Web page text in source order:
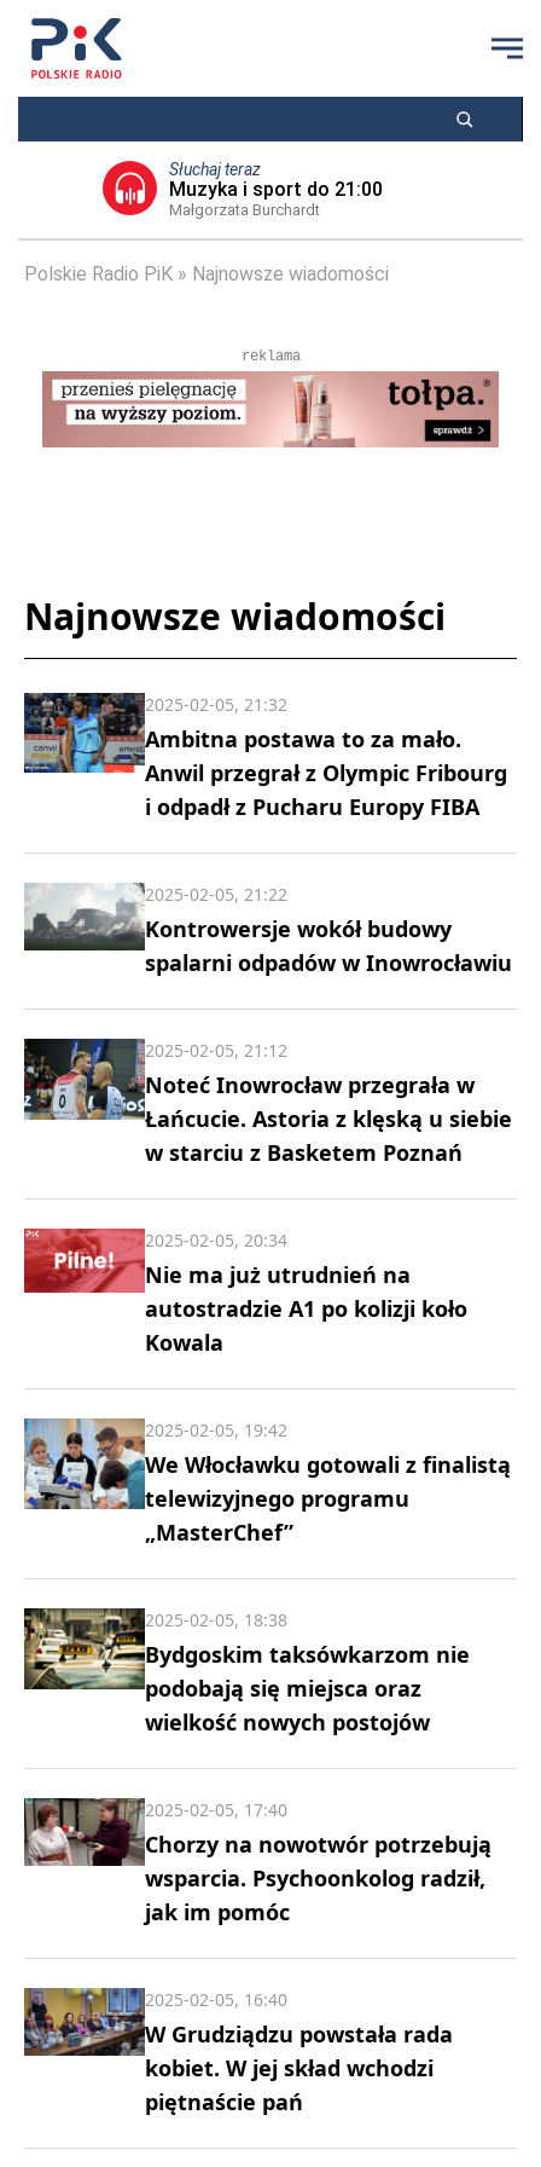
Słuchaj teraz
Muzyka i sport do 21:00
Małgorzata Burchardt
Polskie Radio PiK Najnowsze wiadomości
reklama
Najnowsze wiadomości
Ambitna postawa to za mało.
Anwil przegrał z Olympic Fribourg
i odpadł z Pucharu Europy FIBA
2025-02-05, 21:32
Kontrowersje wokół budowy
spalarni odpadów w Inowrocławiu
2025-02-05, 21:22
Noteć Inowrocław przegrała w
Łańcucie. Astoria z klęską u siebie
w starciu z Basketem Poznań
2025-02-05, 21:12
Nie ma już utrudnień na
autostradzie A1 po kolizji koło
Kowala
2025-02-05, 20:34
We Włocławku gotowali z finalistą
telewizyjnego programu
„MasterChef”
2025-02-05, 19:42
Bydgoskim taksówkarzom nie
podobają się miejsca oraz
wielkość nowych postojów
2025-02-05, 18:38
Chorzy na nowotwór potrzebują
wsparcia. Psychoonkolog radził,
jak im pomóc
2025-02-05, 17:40
W Grudziądzu powstała rada
kobiet. W jej skład wchodzi
piętnaście pań
2025-02-05, 16:40